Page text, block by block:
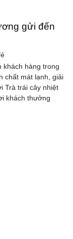
gửi đến
khách hàng trong
chất mát lạnh, giải
Trà trái cây nhiệt
khách thưởng